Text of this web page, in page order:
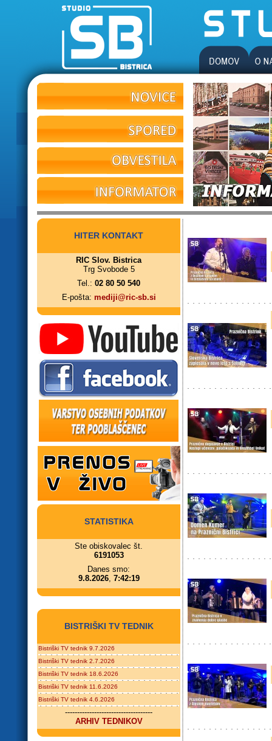
HITER KONTAKT
RIC Slov. Bistrica
Trg Svobode 5
Tel.: 02 80 50 540
E-pošta: mediji@ric-sb.si
STATISTIKA
Ste obiskovalec št.
6191053
Danes smo:
9.8.2026, 7:42:19
BISTRIŠKI TV TEDNIK
Bistriški TV tednik 9.7.2026
Bistriški TV tednik 2.7.2026
Bistriški TV tednik 18.6.2026
Bistriški TV tednik 11.6.2026
Bistriški TV tednik 4.6.2026
------------------------------------
ARHIV TEDNIKOV